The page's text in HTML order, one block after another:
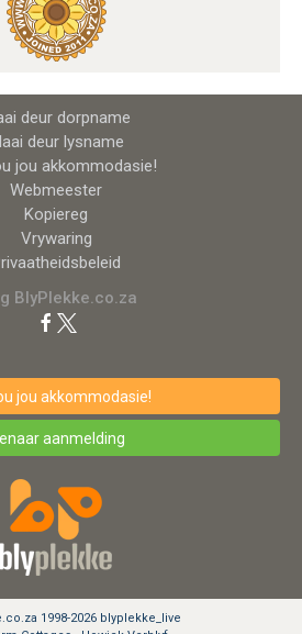
deur dorpname
deur lysname
jou akkommodasie!
Webmeester
Kopiereg
Vrywaring
BlyPlekke.co.za
jou akkommodasie!
aanmelding
1998-2026 blyplekke_live